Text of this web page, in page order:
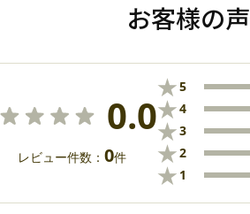
お客様の声
0.0
レビュー件数： 0件
★5
★4
★3
★2
★ 1